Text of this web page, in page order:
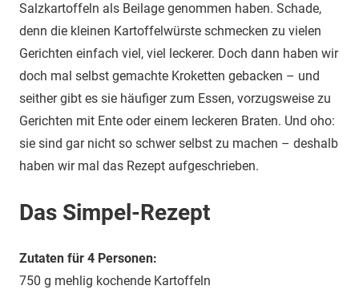
Salzkartoffeln als Beilage genommen haben. Schade,
denn die kleinen Kartoffelwürste schmecken zu vielen
Gerichten einfach viel, viel leckerer. Doch dann haben wir
doch mal selbst gemachte Kroketten gebacken – und
seither gibt es sie häufiger zum Essen, vorzugsweise zu
Gerichten mit Ente oder einem leckeren Braten. Und oho:
sie sind gar nicht so schwer selbst zu machen – deshalb
haben wir mal das Rezept aufgeschrieben.
Das Simpel-Rezept
Zutaten für 4 Personen:
750 g mehlig kochende Kartoffeln